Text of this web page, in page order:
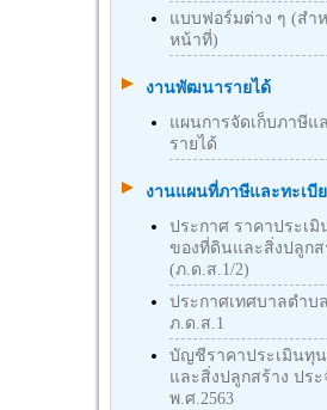
แบบฟอร์มต่าง ๆ (สำ
หน้าที่)
งานพัฒนารายได้
แผนการจัดเก็บภาษี
รายได้
งานแผนที่ภาษีและทะเบี
ประกาศ ราคาประเ
ของที่ดินและสิ่งปลูกส
(ภ.ด.ส.1/2)
ประกาศเทศบาลตำบ
ภ.ด.ส.1
บัญชีราคาประเมินทุ
และสิ่งปลูกสร้าง ประ
พ.ศ.2563